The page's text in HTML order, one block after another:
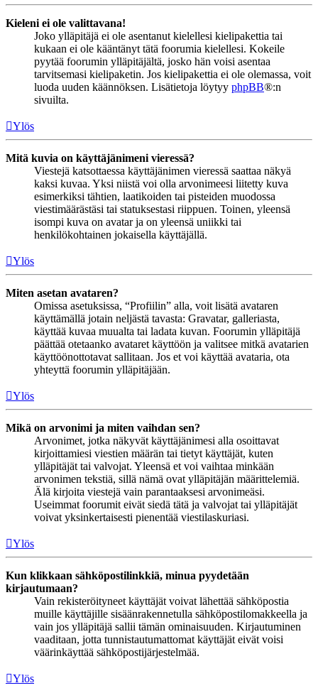
Kieleni ei ole valittavana!
Joko ylläpitäjä ei ole asentanut kielellesi kielipakettia tai
kukaan ei ole kääntänyt tätä foorumia kielellesi. Kokeile
pyytää foorumin ylläpitäjältä, josko hän voisi asentaa
tarvitsemasi kielipaketin. Jos kielipakettia ei ole olemassa, voit
luoda uuden käännöksen. Lisätietoja löytyy phpBB®:n
sivuilta.
Ylös
Mitä kuvia on käyttäjänimeni vieressä?
Viestejä katsottaessa käyttäjänimen vieressä saattaa näkyä
kaksi kuvaa. Yksi niistä voi olla arvonimeesi liitetty kuva
esimerkiksi tähtien, laatikoiden tai pisteiden muodossa
viestimäärästäsi tai statuksestasi riippuen. Toinen, yleensä
isompi kuva on avatar ja on yleensä uniikki tai
henkilökohtainen jokaisella käyttäjällä.
Ylös
Miten asetan avataren?
Omissa asetuksissa, “Profiilin” alla, voit lisätä avataren
käyttämällä jotain neljästä tavasta: Gravatar, galleriasta,
käyttää kuvaa muualta tai ladata kuvan. Foorumin ylläpitäjä
päättää otetaanko avataret käyttöön ja valitsee mitkä avatarien
käyttöönottotavat sallitaan. Jos et voi käyttää avataria, ota
yhteyttä foorumin ylläpitäjään.
Ylös
Mikä on arvonimi ja miten vaihdan sen?
Arvonimet, jotka näkyvät käyttäjänimesi alla osoittavat
kirjoittamiesi viestien määrän tai tietyt käyttäjät, kuten
ylläpitäjät tai valvojat. Yleensä et voi vaihtaa minkään
arvonimen tekstiä, sillä nämä ovat ylläpitäjän määrittelemiä.
Älä kirjoita viestejä vain parantaaksesi arvonimeäsi.
Useimmat foorumit eivät siedä tätä ja valvojat tai ylläpitäjät
voivat yksinkertaisesti pienentää viestilaskuriasi.
Ylös
Kun klikkaan sähköpostilinkkiä, minua pyydetään
kirjautumaan?
Vain rekisteröityneet käyttäjät voivat lähettää sähköpostia
muille käyttäjille sisäänrakennetulla sähköpostilomakkeella ja
vain jos ylläpitäjä sallii tämän ominaisuuden. Kirjautuminen
vaaditaan, jotta tunnistautumattomat käyttäjät eivät voisi
väärinkäyttää sähköpostijärjestelmää.
Ylös